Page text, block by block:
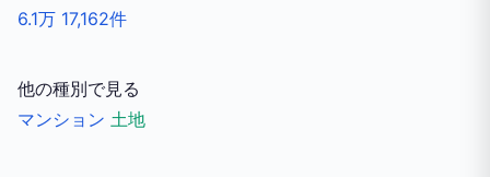
6.1万 17,162件
他の種別で見る
マンション 土地